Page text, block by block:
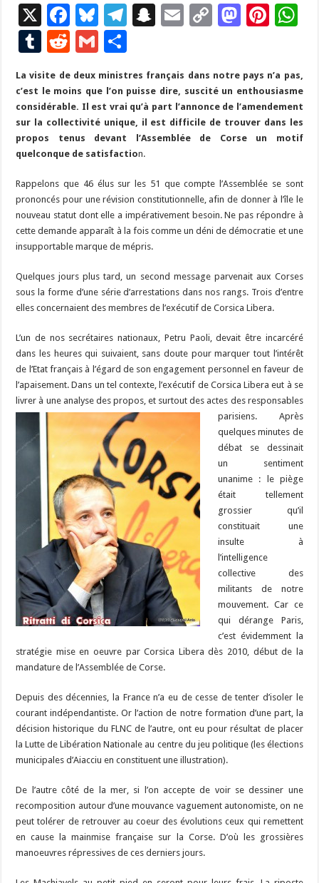
X
F
ac
e
b
o
o
k
Bl
u
es
ky
T
gr
a
m
S
p
c
h
E
l
C
y
Li
n
M
d
o
n
Pi
es
t
p
p
T
u
m
bl
r
R
e
d
di
t
G
m
ai
l
ar
ta
g
er
La visite de deux ministres français dans notre pays n’a pas,
c’est le moins que l’on puisse dire, suscité un enthousiasme
considérable. Il est vrai qu’à part l’annonce de l’amendement
sur la collectivité unique, il est difficile de trouver dans les
propos tenus devant l’Assemblée de Corse un motif
quelconque de satisfaction.
Rappelons que 46 élus sur les 51 que compte l’Assemblée se sont
prononcés pour une révision constitutionnelle, afin de donner à l’île le
nouveau statut dont elle a impérativement besoin. Ne pas répondre à
cette demande apparaît à la fois comme un déni de démocratie et une
insupportable marque de mépris.
Quelques jours plus tard, un second message parvenait aux Corses
sous la forme d’une série d’arrestations dans nos rangs. Trois d’entre
elles concernaient des membres de l’exécutif de Corsica Libera.
L’un de nos secrétaires nationaux, Petru Paoli, devait être incarcéré
dans les heures qui suivaient, sans doute pour marquer tout l’intérêt
de l’Etat français à l’égard de son engagement personnel en faveur de
l’apaisement. Dans un tel contexte, l’exécutif de Corsica Libera eut à se
livrer à une analyse des propos, et surtout des actes des responsables
parisiens. Après
quelques minutes de
débat se dessinait
un sentiment
unanime : le piège
était tellement
grossier qu’il
constituait une
insulte à
l’intelligence
collective des
militants de notre
mouvement. Car ce
qui dérange Paris,
c’est évidemment la
stratégie mise en oeuvre par Corsica Libera dès 2010, début de la
mandature de l’Assemblée de Corse.
Depuis des décennies, la France n’a eu de cesse de tenter d’isoler le
courant indépendantiste. Or l’action de notre formation d’une part, la
décision historique du FLNC de l’autre, ont eu pour résultat de placer
la Lutte de Libération Nationale au centre du jeu politique (les élections
municipales d’Aiacciu en constituent une illustration).
De l’autre côté de la mer, si l’on accepte de voir se dessiner une
recomposition autour d’une mouvance vaguement autonomiste, on ne
peut tolérer de retrouver au coeur des évolutions ceux qui remettent
en cause la mainmise française sur la Corse. D’où les grossières
manoeuvres répressives de ces derniers jours.